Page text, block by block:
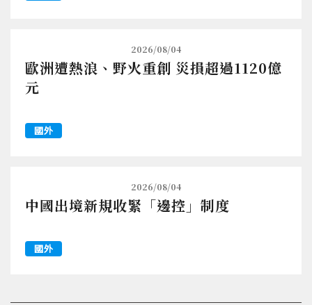
2026/08/04
歐洲遭熱浪、野火重創 災損超過1120億
元
國外
2026/08/04
中國出境新規收緊「邊控」制度
國外